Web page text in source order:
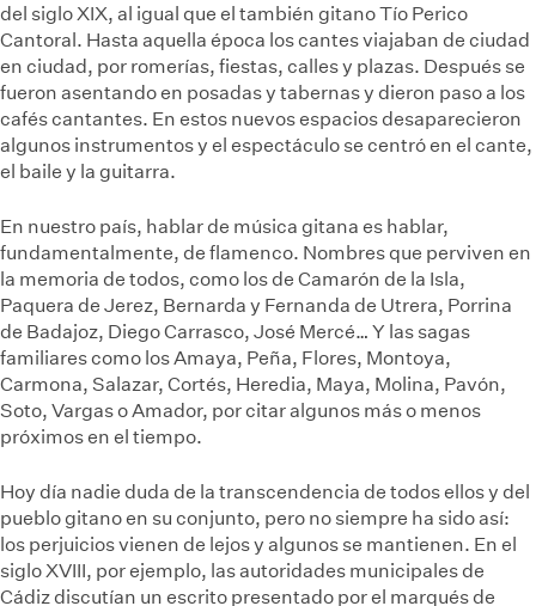
del siglo XIX, al igual que el también gitano Tío Perico
Cantoral. Hasta aquella época los cantes viajaban de ciudad
en ciudad, por romerías, fiestas, calles y plazas. Después se
fueron asentando en posadas y tabernas y dieron paso a los
cafés cantantes. En estos nuevos espacios desaparecieron
algunos instrumentos y el espectáculo se centró en el cante,
el baile y la guitarra.
En nuestro país, hablar de música gitana es hablar,
fundamentalmente, de flamenco. Nombres que perviven en
la memoria de todos, como los de Camarón de la Isla,
Paquera de Jerez, Bernarda y Fernanda de Utrera, Porrina
de Badajoz, Diego Carrasco, José Mercé… Y las sagas
familiares como los Amaya, Peña, Flores, Montoya,
Carmona, Salazar, Cortés, Heredia, Maya, Molina, Pavón,
Soto, Vargas o Amador, por citar algunos más o menos
próximos en el tiempo.
Hoy día nadie duda de la transcendencia de todos ellos y del
pueblo gitano en su conjunto, pero no siempre ha sido así:
los perjuicios vienen de lejos y algunos se mantienen. En el
siglo XVIII, por ejemplo, las autoridades municipales de
Cádiz discutían un escrito presentado por el marqués de